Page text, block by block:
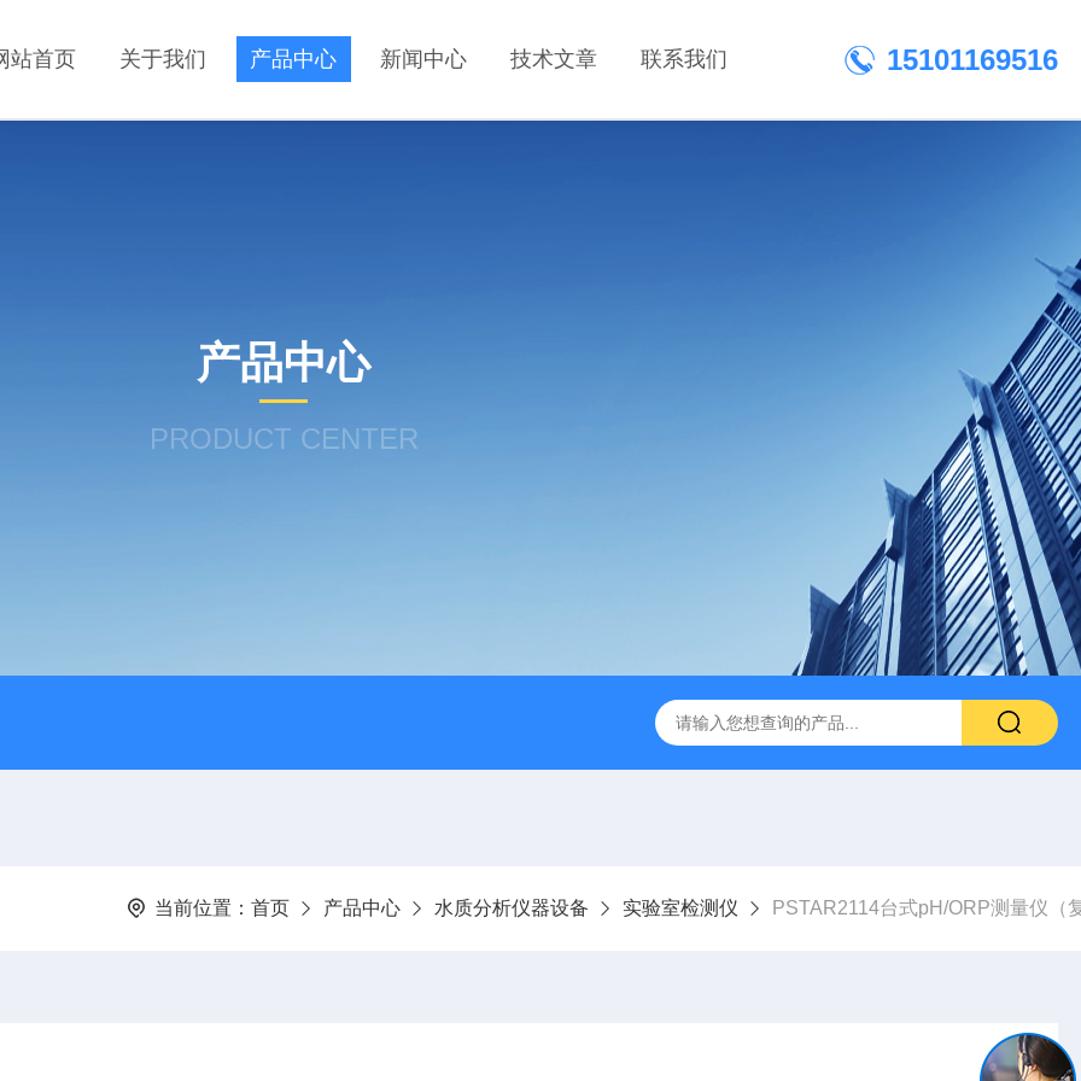
站首页 关于我们 产品中心 新闻中心 技术文章 联系我们 15101169516
产品中心
PRODUCT CENTER
当前位置： 首页 产品中心 水质分析仪器设备 实验室检测仪 PSTAR2114台式pH/ORP测量仪（